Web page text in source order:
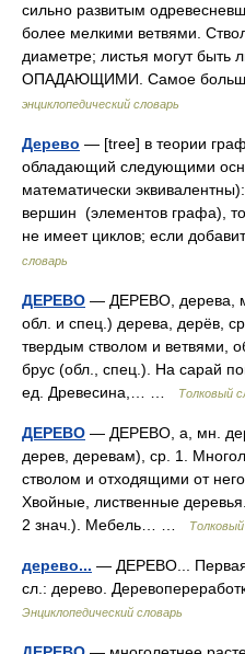
сильно развитым
более мелкими ветвями.
диаметре; листья могут
ОПАДАЮЩИМИ. Самое
энциклопедический словарь
Дерево — [tree] в теории
обладающий следующими
математически
вершин (элементов графа),
не имеет циклов; если
словарь
ДЕРЕВО — ДЕРЕВО, дерева,
обл. и спец.) дерева, дерёв,
твердым стволом и ветвями,
брус (обл., спец.). На сарай
ед. Древесина,… …
Толковый
ДЕРЕВО — ДЕРЕВО, а, мн.
дерев, деревам), ср. 1.
стволом и отходящими от
Хвойные, лиственные
2 знач.). Мебель… …
дерево... — ДЕРЕВО... Первая
сл.: дерево.
Энциклопедический словарь